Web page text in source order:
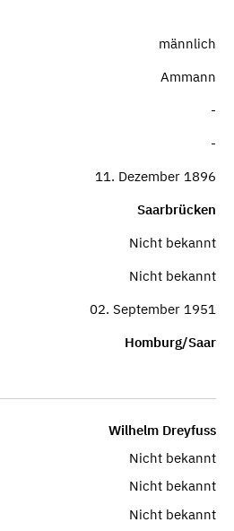
männlich
Ammann
-
-
11. Dezember 1896
Saarbrücken
Nicht bekannt
Nicht bekannt
02. September 1951
Homburg/Saar
Wilhelm Dreyfuss
Nicht bekannt
Nicht bekannt
Nicht bekannt